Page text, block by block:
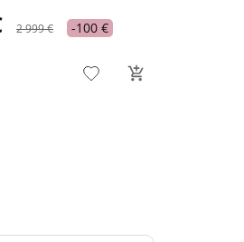
2 999 € -100 €